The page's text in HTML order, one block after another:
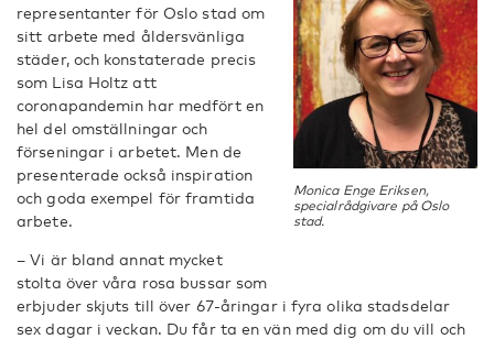
Monica Enge Eriksen,
specialrådgivare på Oslo
stad.
representanter för Oslo stad om
sitt arbete med åldersvänliga
städer, och konstaterade precis
som Lisa Holtz att
coronapandemin har medfört en
hel del omställningar och
förseningar i arbetet. Men de
presenterade också inspiration
och goda exempel för framtida
arbete.
– Vi är bland annat mycket
stolta över våra rosa bussar som
erbjuder skjuts till över 67-åringar i fyra olika stadsdelar
sex dagar i veckan. Du får ta en vän med dig om du vill och